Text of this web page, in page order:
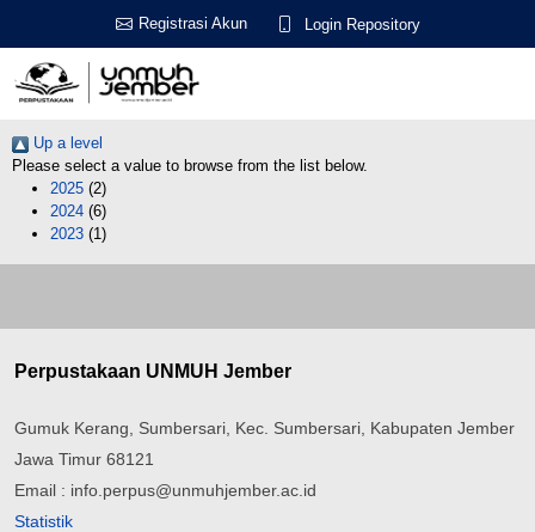
Registrasi Akun Login Repository
Up a level
Please select a value to browse from the list below.
2025 (2)
2024 (6)
2023 (1)
Perpustakaan UNMUH Jember
Gumuk Kerang, Sumbersari, Kec. Sumbersari, Kabupaten Jember
Jawa Timur 68121
Email : info.perpus@unmuhjember.ac.id
Statistik